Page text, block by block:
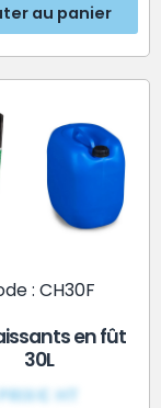
au panier
: CH30F
en fût
30L
HT